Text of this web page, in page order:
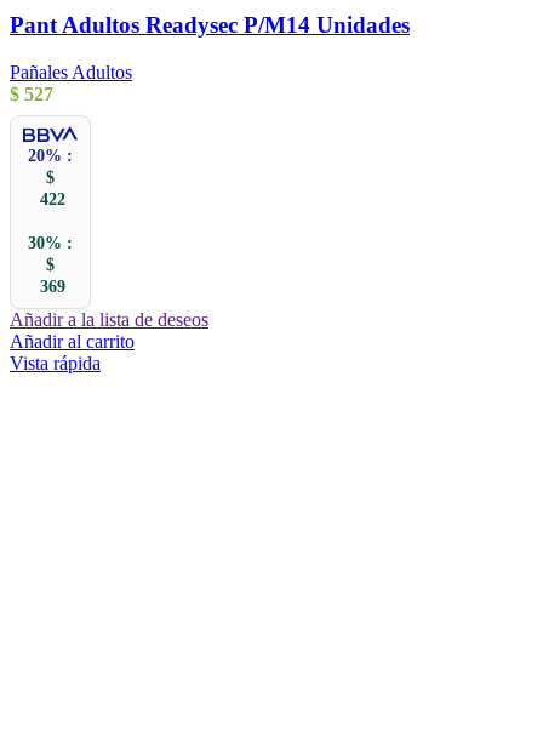
Pant Adultos Readysec P/M14 Unidades
Pañales Adultos
$ 527
20% :
$
422
30% :
$
369
Añadir a la lista de deseos
Añadir al carrito
Vista rápida